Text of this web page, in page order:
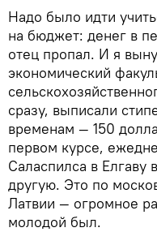
Надо было идти
на бюджет: денег в
отец пропал. И я
экономический
сразу, выписали
временам — 150
первом курсе,
Саласпилса в Елгаву
другую. Это по
Латвии — огромное
молодой был.